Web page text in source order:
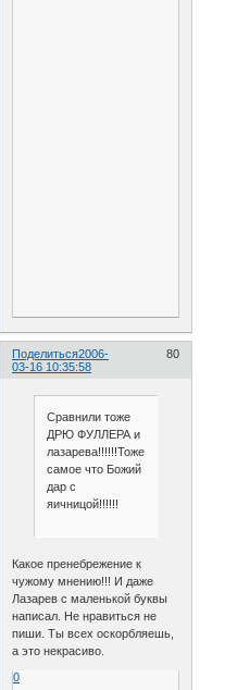
Поделиться 80
2006-
03-16 10:35:58
Сравнили тоже
ДРЮ ФУЛЛЕРА и
лазарева!!!!!!Тоже
самое что Божий
дар с
яичницой!!!!!!
Какое пренебрежение к
чужому мнению!!! И даже
Лазарев с маленькой буквы
написал. Не нравиться не
пиши. Ты всех оскорбляешь,
а это некрасиво.
0